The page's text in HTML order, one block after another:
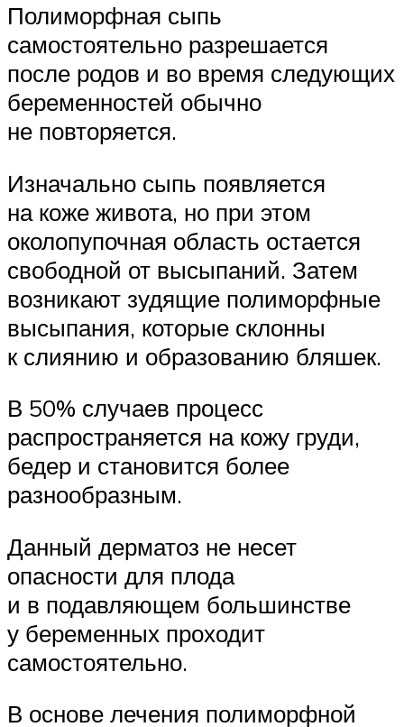
Полиморфная сыпь
самостоятельно разрешается
после родов и во время следующих
беременностей обычно
не повторяется.
Изначально сыпь появляется
на коже живота, но при этом
околопупочная область остается
свободной от высыпаний. Затем
возникают зудящие полиморфные
высыпания, которые склонны
к слиянию и образованию бляшек.
В 50% случаев процесс
распространяется на кожу груди,
бедер и становится более
разнообразным.
Данный дерматоз не несет
опасности для плода
и в подавляющем большинстве
у беременных проходит
самостоятельно.
В основе лечения полиморфной